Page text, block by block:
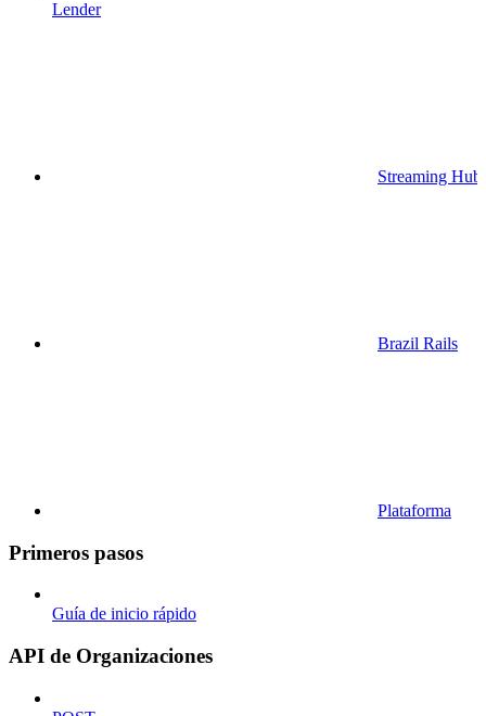
Lender
Streaming Hub
Brazil Rails
Plataforma
Primeros pasos
Guía de inicio rápido
API de Organizaciones